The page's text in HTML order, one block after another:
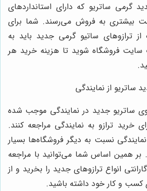
ساتریو که دارای استانداردهای
به فروش می‌رسند. شما برای
ساتیو گرمی جدید باید به
فروشگاه شوید تا هزینه خرید هر
از نمایندگی
ساتریو جدید در نمایندگی موجب شده
ترازو به نمایندگی مراجعه کنند.
نسبت به دیگر فروشگاه‌ها بسیار
همین اساس شما می‌توانید با مراجعه
انواع ترازوهای جدید را بخرید و از
و کار خود داشته باشید.